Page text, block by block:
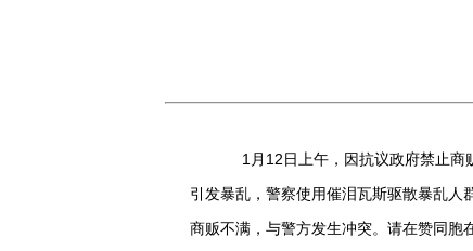
1月12日上午，因抗议政府禁止商贩
引发暴乱，警察使用催泪瓦斯驱散暴乱
商贩不满，与警方发生冲突。请在赞同胞